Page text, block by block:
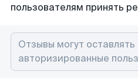
пользователям принять